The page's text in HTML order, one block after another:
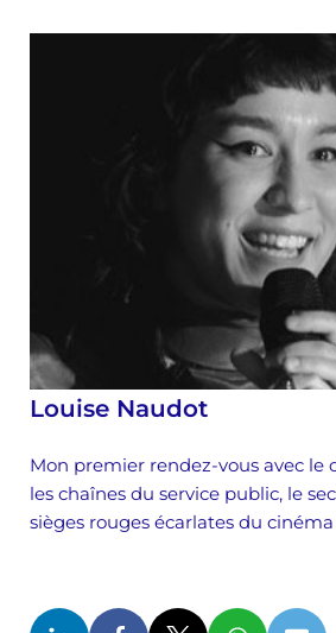
Louise Naudot
Mon premier rendez-vous avec le
les chaînes du service public, le
sièges rouges écarlates du cinéma